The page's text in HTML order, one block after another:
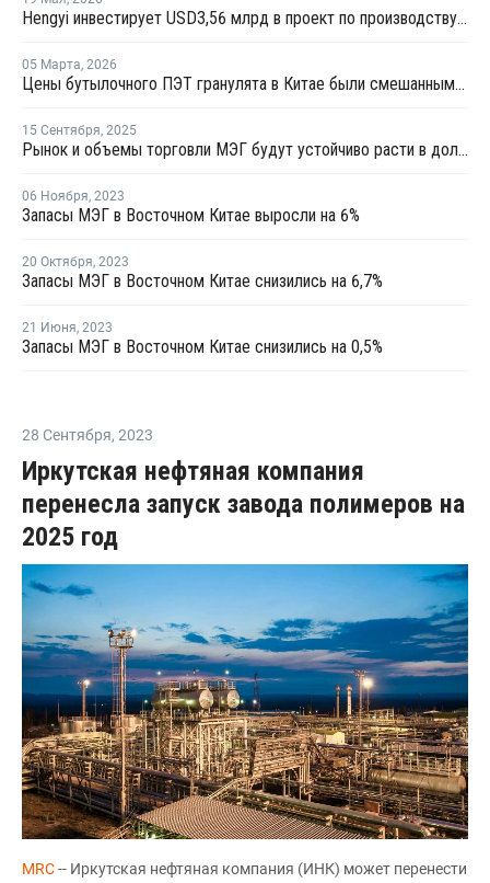
Hengyi инвестирует USD3,56 млрд в проект по производству МЭГ из угля в Китае
05 Марта, 2026
Цены бутылочного ПЭТ гранулята в Китае были смешанными в феврале
15 Сентября, 2025
Рынок и объемы торговли МЭГ будут устойчиво расти в долгосрочной перспективе
06 Ноября, 2023
Запасы МЭГ в Восточном Китае выросли на 6%
20 Октября, 2023
Запасы МЭГ в Восточном Китае снизились на 6,7%
21 Июня, 2023
Запасы МЭГ в Восточном Китае снизились на 0,5%
28 Сентября, 2023
Иркутская нефтяная компания
перенесла запуск завода полимеров на
2025 год
MRC-- Иркутская нефтяная компания (ИНК) может перенести